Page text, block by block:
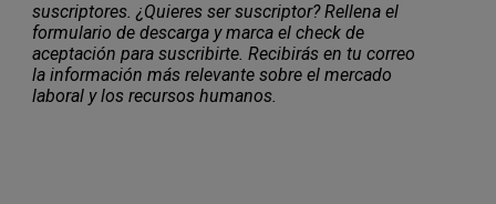
suscriptores. ¿Quieres ser suscriptor? Rellena el
formulario de descarga y marca el check de
aceptación para suscribirte. Recibirás en tu correo
la información más relevante sobre el mercado
laboral y los recursos humanos.